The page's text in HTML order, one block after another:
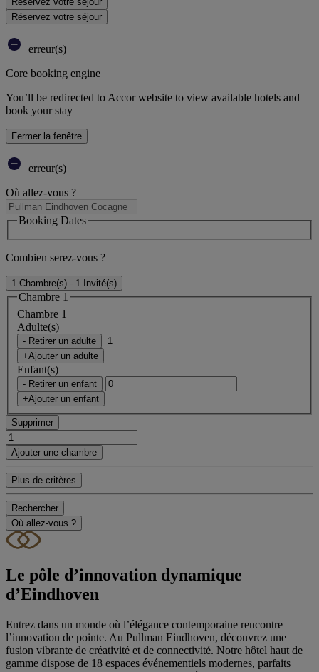
Réservez votre séjour
erreur(s)
Core booking engine
You’ll be redirected to Accor website to view available hotels and
book your stay
Fermer la fenêtre
erreur(s)
Où allez-vous ?
Booking Dates
Combien serez-vous ?
1 Chambre(s) - 1 Invité(s)
Chambre 1
Chambre 1
Adulte(s)
- Retirer un adulte
+Ajouter un adulte
Enfant(s)
- Retirer un enfant
+Ajouter un enfant
Supprimer
Ajouter une chambre
Plus de critères
Rechercher
Où allez-vous ?
Le pôle d’innovation dynamique
d’Eindhoven
Entrez dans un monde où l’élégance contemporaine rencontre
l’innovation de pointe. Au Pullman Eindhoven, découvrez une
fusion vibrante de créativité et de connectivité. Notre hôtel haut de
gamme dispose de 18 espaces événementiels modernes, parfaits